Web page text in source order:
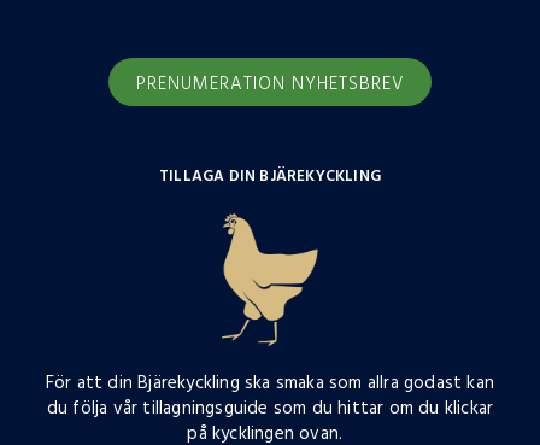
PRENUMERATION NYHETSBREV
TILLAGA DIN BJÄREKYCKLING
För att din Bjärekyckling ska smaka som allra godast kan
du följa vår tillagningsguide som du hittar om du klickar
på kycklingen ovan.